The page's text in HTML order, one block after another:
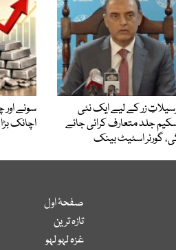
زر کے لیے ایک نئی
جلد متعارف کرائی جائے
گورنر اسٹیٹ بینک
سونے
اچانک
صفحۂ اول
تازہ ترین
غزہ لہو لہو